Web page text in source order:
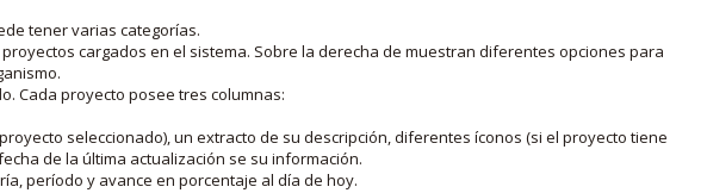
tener varias categorías.
cargados en el sistema. Sobre la derecha de muestran diferentes opciones para
Cada proyecto posee tres columnas:
seleccionado), un extracto de su descripción, diferentes íconos (si el proyecto tiene
de la última actualización se su información.
período y avance en porcentaje al día de hoy.